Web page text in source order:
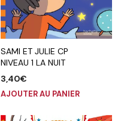
SAMI ET JULIE CP
NIVEAU 1 LA NUIT
3,40€
AJOUTER AU PANIER